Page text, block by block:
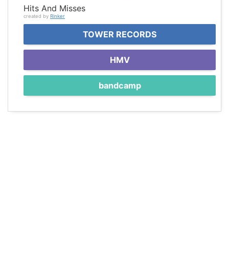
Hits And Misses
created by Rinker
TOWER RECORDS
HMV
bandcamp